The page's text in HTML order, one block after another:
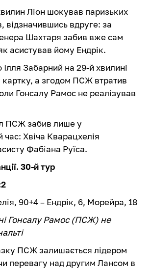
Ліон шокував паризьких
відзначившись вдруге: за
Шахтаря забив вже сам
асистував йому Ендрік.
Забарний на 29-й хвилині
а згодом ПСЖ втратив
Гонсалу Рамос не реалізував
ПСЖ забив лише у
Хвіча Кварацхелія
Фабіана Руїса.
30-й тур
90+4 – Ендрік, 6, Морейра, 18
Гонсалу Рамос (ПСЖ) не
ПСЖ залишається лідером
перевагу над другим Лансом в